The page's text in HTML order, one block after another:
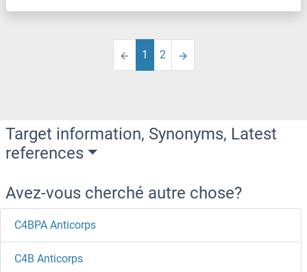
1 2
Target information, Synonyms, Latest
references
Avez-vous cherché autre chose?
C4BPA Anticorps
C4B Anticorps